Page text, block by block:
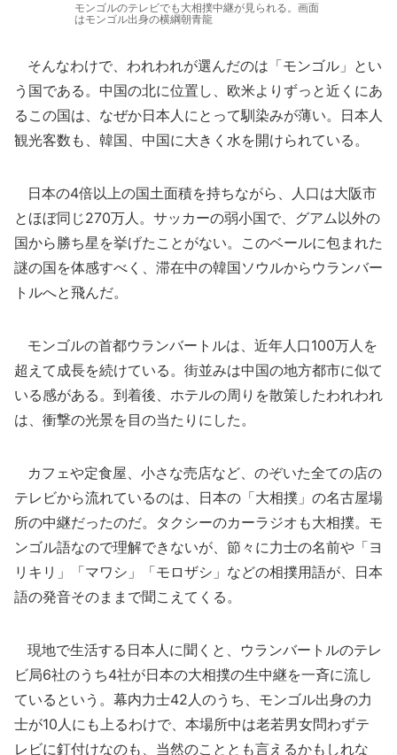
モンゴルのテレビでも大相撲中継が見られる。画面
はモンゴル出身の横綱朝青龍
そんなわけで、われわれが選んだのは「モンゴル」とい
う国である。中国の北に位置し、欧米よりずっと近くにあ
るこの国は、なぜか日本人にとって馴染みが薄い。日本人
観光客数も、韓国、中国に大きく水を開けられている。
日本の4倍以上の国土面積を持ちながら、人口は大阪市
とほぼ同じ270万人。サッカーの弱小国で、グアム以外の
国から勝ち星を挙げたことがない。このベールに包まれた
謎の国を体感すべく、滞在中の韓国ソウルからウランバー
トルへと飛んだ。
モンゴルの首都ウランバートルは、近年人口100万人を
超えて成長を続けている。街並みは中国の地方都市に似て
いる感がある。到着後、ホテルの周りを散策したわれわれ
は、衝撃の光景を目の当たりにした。
カフェや定食屋、小さな売店など、のぞいた全ての店の
テレビから流れているのは、日本の「大相撲」の名古屋場
所の中継だったのだ。タクシーのカーラジオも大相撲。モ
ンゴル語なので理解できないが、節々に力士の名前や「ヨ
リキリ」「マワシ」「モロザシ」などの相撲用語が、日本
語の発音そのままで聞こえてくる。
現地で生活する日本人に聞くと、ウランバートルのテレ
ビ局6社のうち4社が日本の大相撲の生中継を一斉に流し
ているという。幕内力士42人のうち、モンゴル出身の力
士が10人にも上るわけで、本場所中は老若男女問わずテ
レビに釘付けなのも、当然のこととも言えるかもしれな